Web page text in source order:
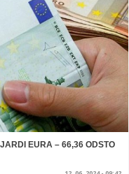
EURA – 66,36 ODSTO